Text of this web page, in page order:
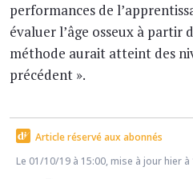
performances de
évaluer l’âge osseux à partir
méthode aurait atteint des
précédent ».
Article réservé aux abonnés
Le 01/10/19 à 15:00, mise à jour hier à